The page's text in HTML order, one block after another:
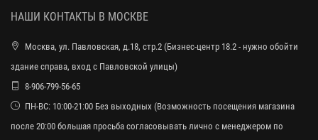
НАШИ КОНТАКТЫ В МОСКВЕ
Москва, ул. Павловская, д.18, стр.2 (Бизнес-центр 18.2 - нужно обойти
здание справа, вход с Павловской улицы)
8-906-799-56-65
ПН-ВС: 10:00-21:00 Без выходных (Возможность посещения магазина
после 20:00 большая просьба согласовывать лично с менеджером по